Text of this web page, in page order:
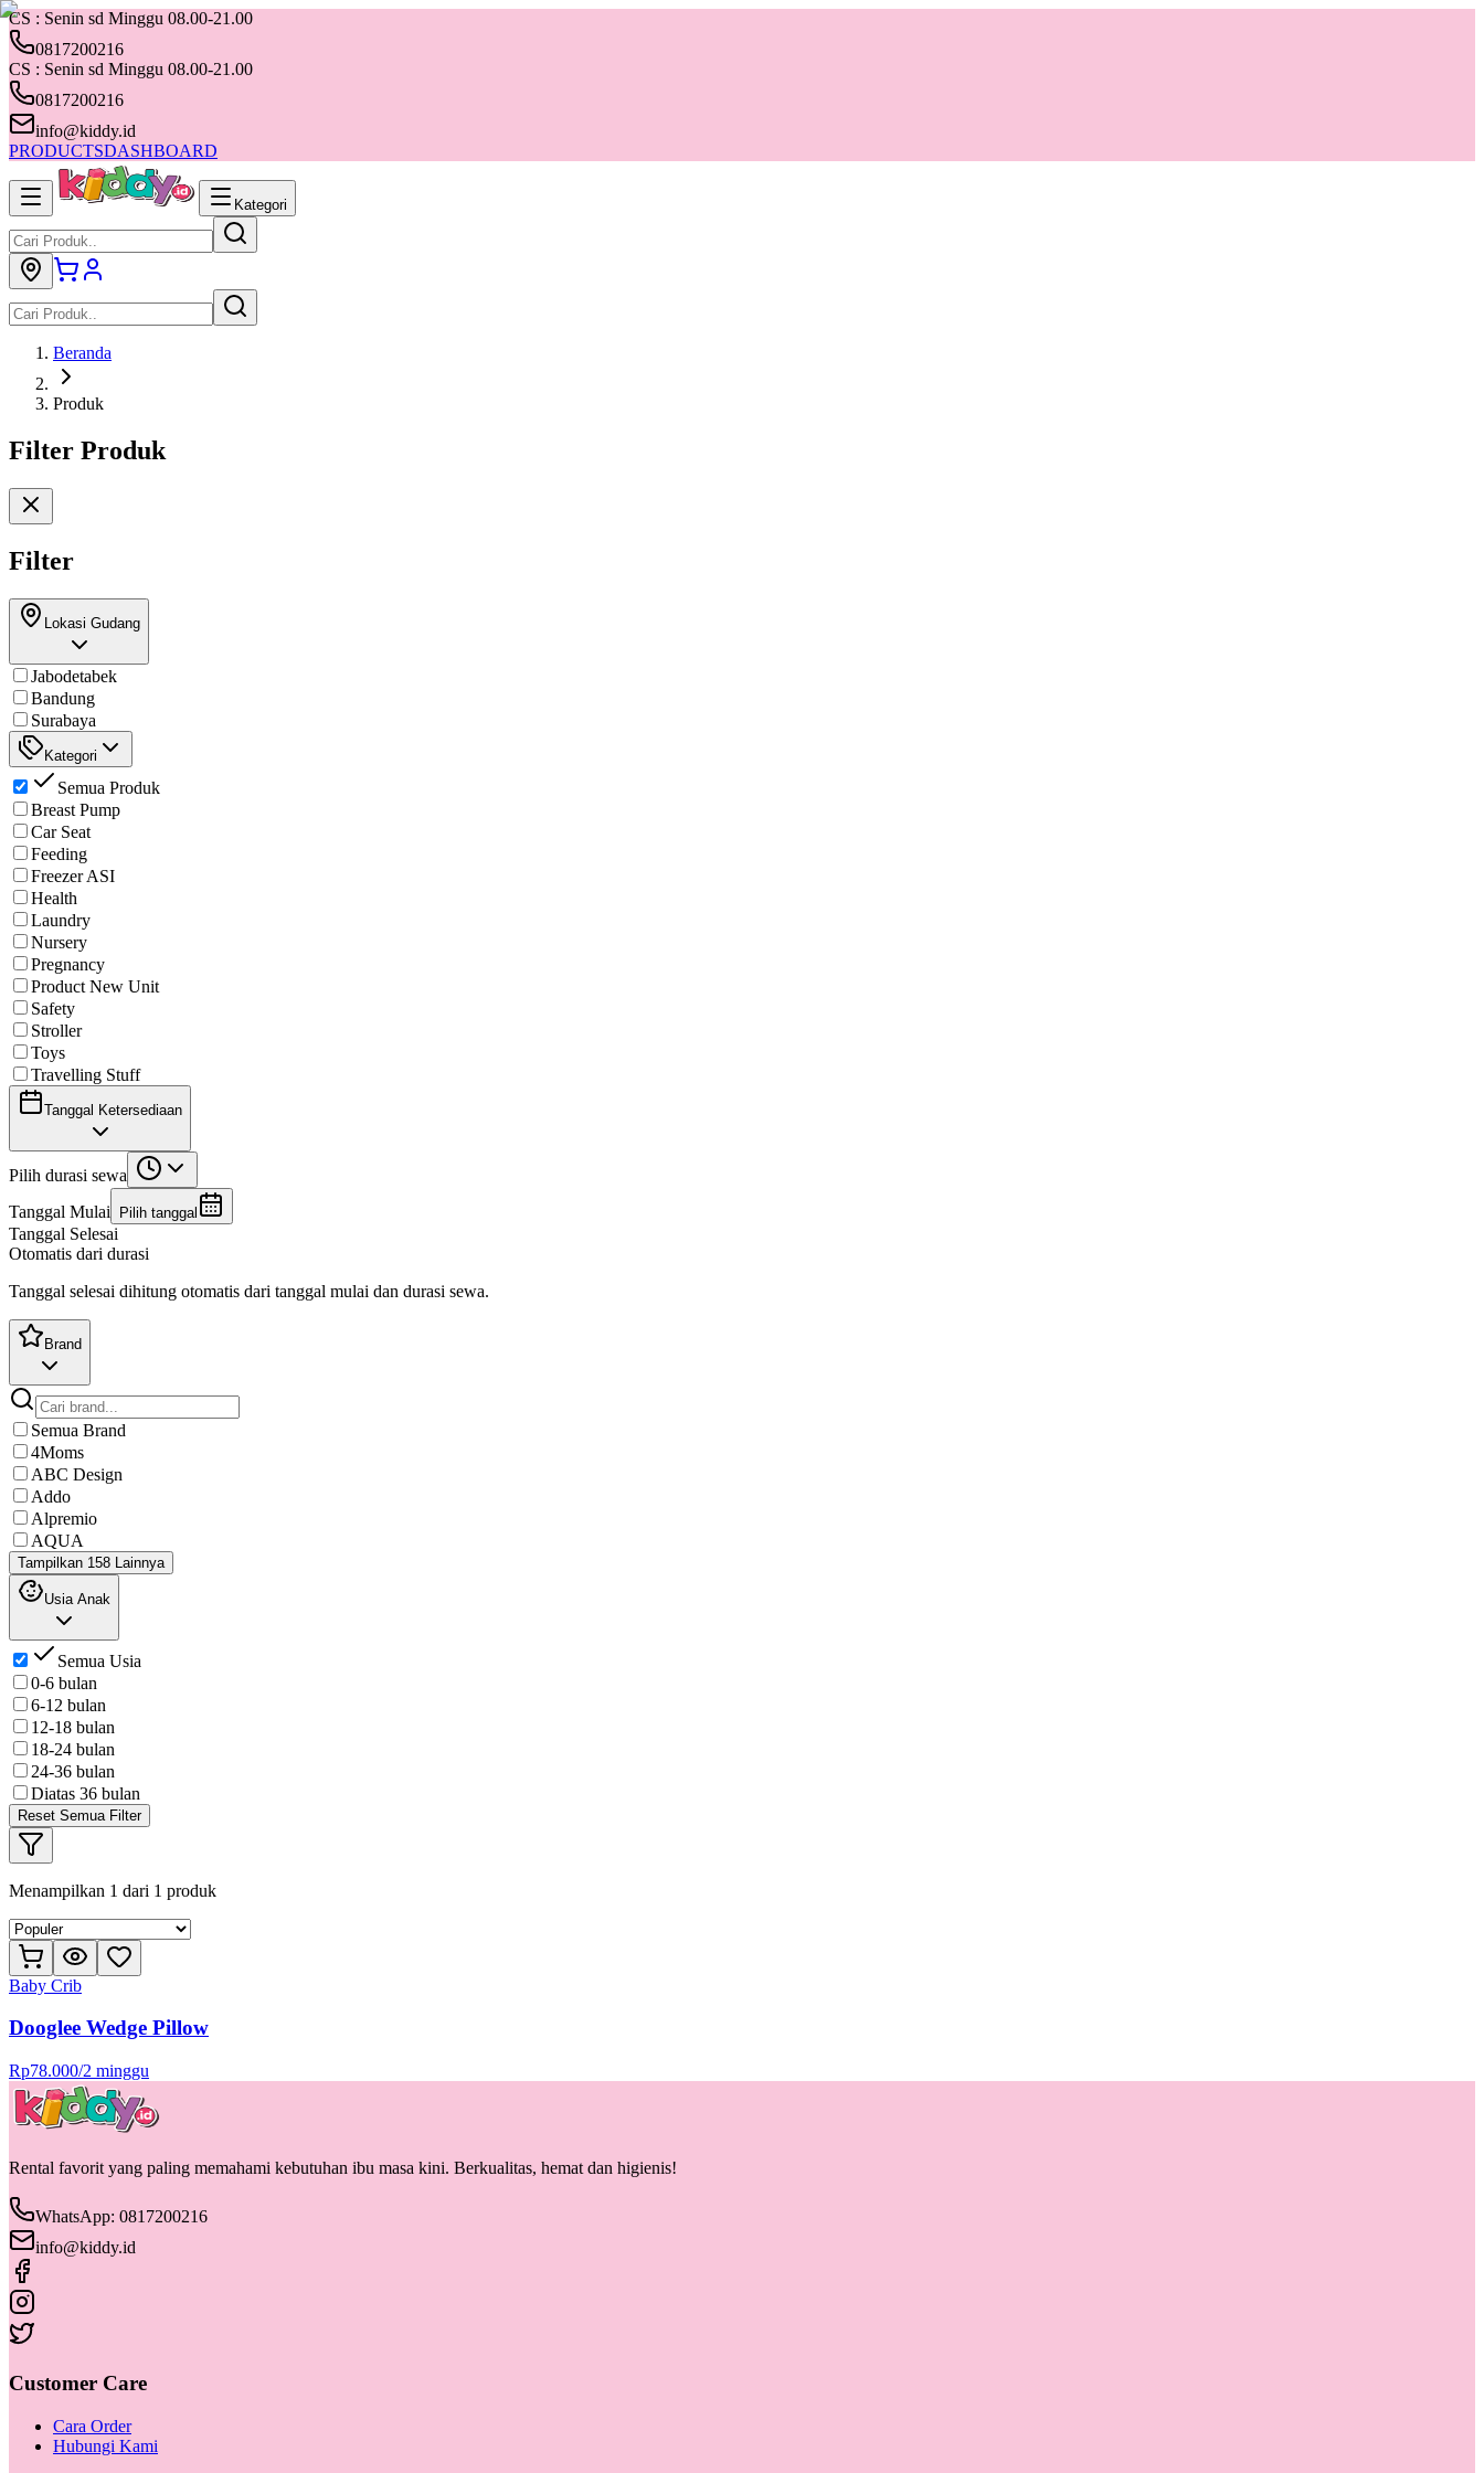
CS : Senin sd Minggu 08.00-21.00
0817200216
CS : Senin sd Minggu 08.00-21.00
0817200216
info@kiddy.id
PRODUCTSDASHBOARD
Kategori
Beranda
Produk
Filter Produk
Filter
Lokasi Gudang
Jabodetabek
Bandung
Surabaya
Kategori
Semua Produk
Breast Pump
Car Seat
Feeding
Freezer ASI
Health
Laundry
Nursery
Pregnancy
Product New Unit
Safety
Stroller
Toys
Travelling Stuff
Tanggal Ketersediaan
Pilih durasi sewa
Tanggal Mulai
Pilih tanggal
Tanggal Selesai
Otomatis dari durasi
Tanggal selesai dihitung otomatis dari tanggal mulai dan durasi sewa.
Brand
Semua Brand
4Moms
ABC Design
Addo
Alpremio
AQUA
Tampilkan 158 Lainnya
Usia Anak
Semua Usia
0-6 bulan
6-12 bulan
12-18 bulan
18-24 bulan
24-36 bulan
Diatas 36 bulan
Reset Semua Filter
Menampilkan 1 dari 1 produk
Baby Crib
Dooglee Wedge Pillow
Rp78.000/2 minggu
Rental favorit yang paling memahami kebutuhan ibu masa kini. Berkualitas, hemat dan higienis!
WhatsApp: 0817200216
info@kiddy.id
Customer Care
Cara Order
Hubungi Kami